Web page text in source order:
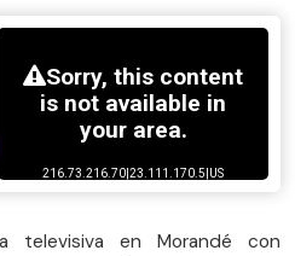
televisiva en Morandé con